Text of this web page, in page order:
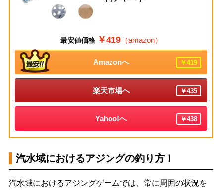
最安値価格 ￥419（amazon）
Amazonへ ￥419
楽天市場へ ￥435
Yahoo!へ ￥438
汽水域におけるアジングの釣り方！
汽水域におけるアジングゲームでは、常に周囲の状況を